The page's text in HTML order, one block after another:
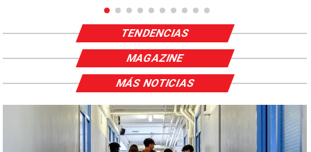
TENDENCIAS
MAGAZINE
MÁS NOTICIAS